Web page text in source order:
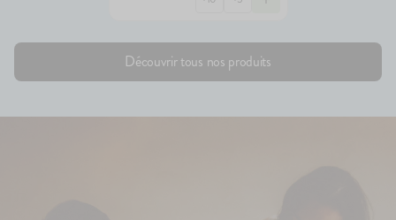
Découvrir tous nos produits